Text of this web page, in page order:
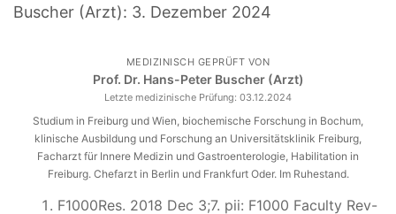
Buscher (Arzt): 3. Dezember 2024
MEDIZINISCH GEPRÜFT VON
Prof. Dr. Hans-Peter Buscher (Arzt)
Letzte medizinische Prüfung: 03.12.2024
Studium in Freiburg und Wien, biochemische Forschung in Bochum,
klinische Ausbildung und Forschung an Universitätsklinik Freiburg,
Facharzt für Innere Medizin und Gastroenterologie, Habilitation in
Freiburg. Chefarzt in Berlin und Frankfurt Oder. Im Ruhestand.
F1000Res. 2018 Dec 3;7. pii: F1000 Faculty Rev-